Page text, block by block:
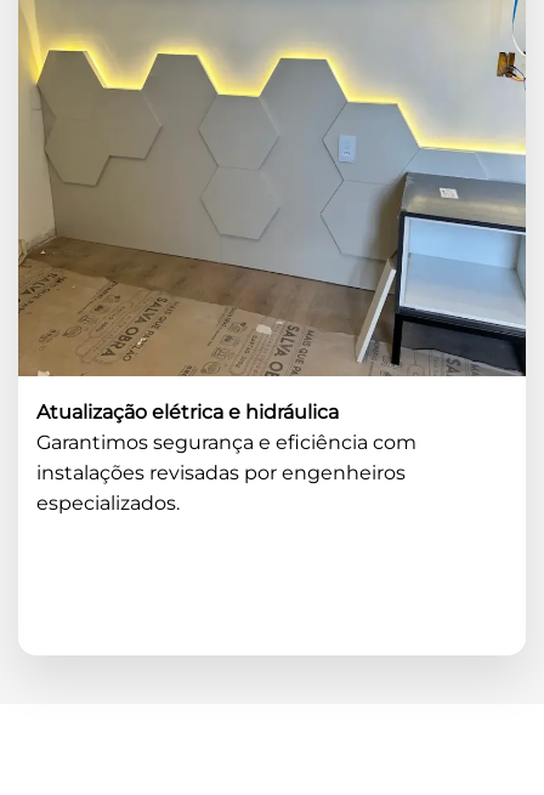
Atualização elétrica e hidráulica
Garantimos segurança e eficiência com
instalações revisadas por engenheiros
especializados.